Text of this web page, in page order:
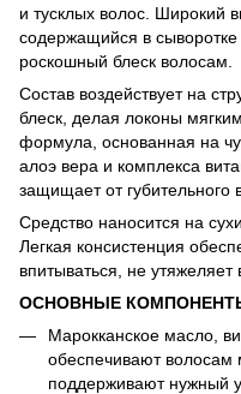
и тусклых волос. Широкий
содержащийся в сыворотке
роскошный блеск волосам.
Состав воздействует на
блеск, делая локоны
формула, основанная на
алоэ вера и комплекса
защищает от губительного
Средство наносится на
Легкая консистенция
впитываться, не утяжеляет
ОСНОВНЫЕ
Марокканское масло,
обеспечивают волосам
поддерживают нужный